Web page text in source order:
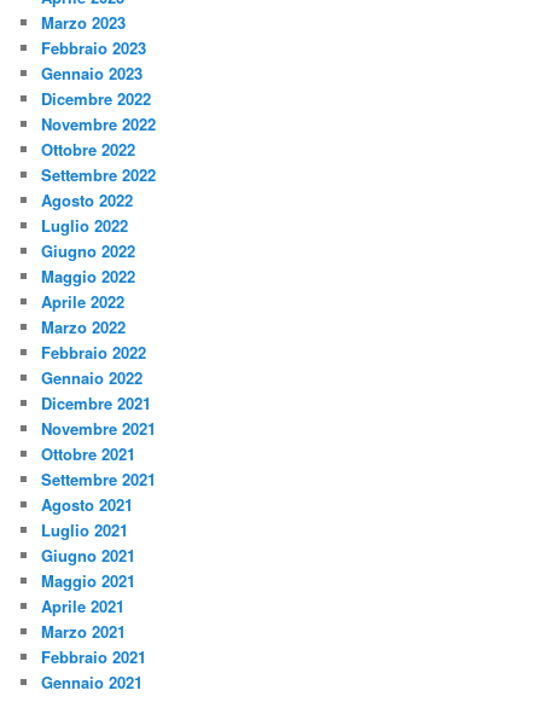
Marzo 2023
Febbraio 2023
Gennaio 2023
Dicembre 2022
Novembre 2022
Ottobre 2022
Settembre 2022
Agosto 2022
Luglio 2022
Giugno 2022
Maggio 2022
Aprile 2022
Marzo 2022
Febbraio 2022
Gennaio 2022
Dicembre 2021
Novembre 2021
Ottobre 2021
Settembre 2021
Agosto 2021
Luglio 2021
Giugno 2021
Maggio 2021
Aprile 2021
Marzo 2021
Febbraio 2021
Gennaio 2021